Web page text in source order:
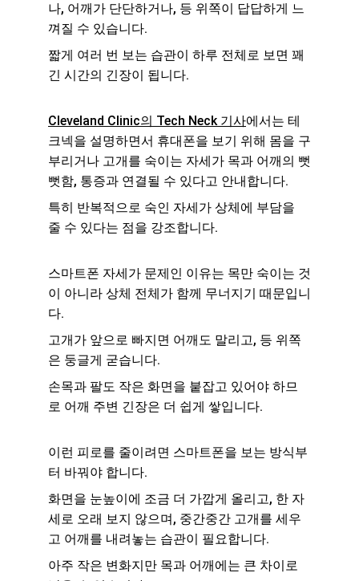
나, 어깨가 단단하거나, 등 위쪽이 답답하게 느
껴질 수 있습니다.
짧게 여러 번 보는 습관이 하루 전체로 보면 꽤
긴 시간의 긴장이 됩니다.
Cleveland Clinic의 Tech Neck 기사에서는 테
크넥을 설명하면서 휴대폰을 보기 위해 몸을 구
부리거나 고개를 숙이는 자세가 목과 어깨의 뻣
뻣함, 통증과 연결될 수 있다고 안내합니다.
특히 반복적으로 숙인 자세가 상체에 부담을
줄 수 있다는 점을 강조합니다.
스마트폰 자세가 문제인 이유는 목만 숙이는 것
이 아니라 상체 전체가 함께 무너지기 때문입니
다.
고개가 앞으로 빠지면 어깨도 말리고, 등 위쪽
은 둥글게 굳습니다.
손목과 팔도 작은 화면을 붙잡고 있어야 하므
로 어깨 주변 긴장은 더 쉽게 쌓입니다.
이런 피로를 줄이려면 스마트폰을 보는 방식부
터 바꿔야 합니다.
화면을 눈높이에 조금 더 가깝게 올리고, 한 자
세로 오래 보지 않으며, 중간중간 고개를 세우
고 어깨를 내려놓는 습관이 필요합니다.
아주 작은 변화지만 목과 어깨에는 큰 차이로